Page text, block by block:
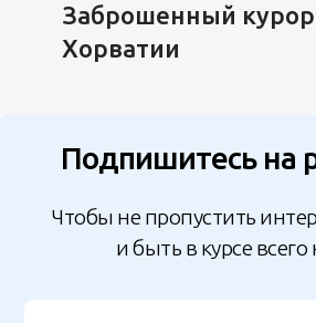
Заброшенный
Хорватии
Подпишитесь на
Чтобы не пропустить
и быть в курсе всего